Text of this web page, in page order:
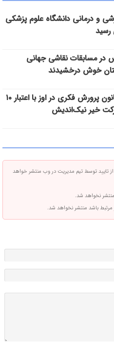
و درمانی دانشگاه علوم پزشکی
رسید
در مسابقات نقاشی جهانی
خوش درخشیدند
افتتاح واحد سیار کانون پرورش فکری در اوز با اعتبار ۱۰
خیر نیک‌اندیش
تایید توسط تیم مدیریت در وب منتشر خواهد
نخواهد شد.
مرتبط باشد منتشر نخواهد شد.